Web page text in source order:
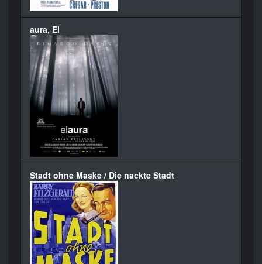
aura, El
Stadt ohne Maske / Die nackte Stadt